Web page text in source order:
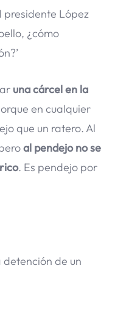
presidente López
¿cómo
una cárcel en la
en cualquier
que un ratero. Al
al pendejo no se
. Es pendejo por
de un